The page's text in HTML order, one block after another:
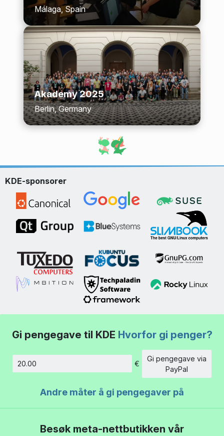
Málaga, Spain
Akademy 2025
Berlin, Germany
KDE-sponsorer
Gi pengegave til KDE Hvorfor gi penger?
€
Gi pengegave via
PayPal
Andre måter å gi pengegaver på
Besøk meta-nettbutikken vår